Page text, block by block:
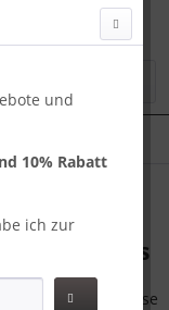
L
Anschluss
und
10% Rabatt
ich zur